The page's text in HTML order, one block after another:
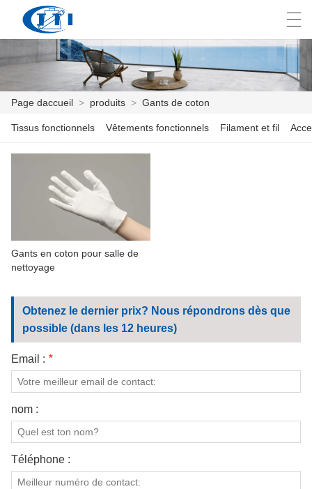
PAGE DACCUEIL
PERSONNALISATION
À PROPOS DE NOUS
NOUVELLES
CONTACTEZ NOUS
VIDÉOS
العربية česky Deutsch
Page daccueil > produits > Gants de coton
Tissus fonctionnels Vêtements fonctionnels Filament et fil
Gants en coton pour salle de
nettoyage
Obtenez le dernier prix? Nous répondrons dès que
possible (dans les 12 heures)
Email : *
nom :
Téléphone :